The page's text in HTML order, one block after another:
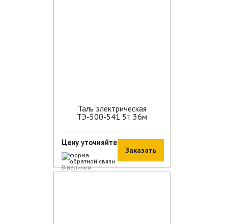
Таль электрическая
ТЭ-500-541 5т 36м
Цену уточняйте
В наличии
Заказать